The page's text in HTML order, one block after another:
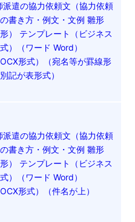
派遣の協力依頼文（協力依頼
書き方・例文・文例 雛形
形） テンプレート（ビジネス
）（ワード Word）
形式）（宛名等が罫線形
記が表形式）
派遣の協力依頼文（協力依頼
書き方・例文・文例 雛形
形） テンプレート（ビジネス
）（ワード Word）
形式）（件名が上）